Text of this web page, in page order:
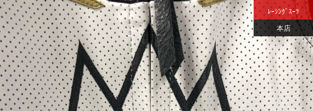
ﾚｰｼﾝｸﾞｽｰﾂ
本店